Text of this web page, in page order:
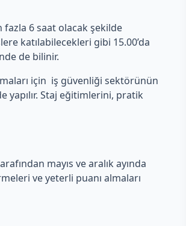
6 saat olacak şekilde
katılabilecekleri gibi 15.00’da
de bilinir.
için iş güvenliği sektörünün
Staj eğitimlerini, pratik
mayıs ve aralık ayında
ve yeterli puanı almaları